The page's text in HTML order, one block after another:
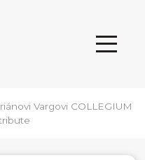
Vargovi COLLEGIUM